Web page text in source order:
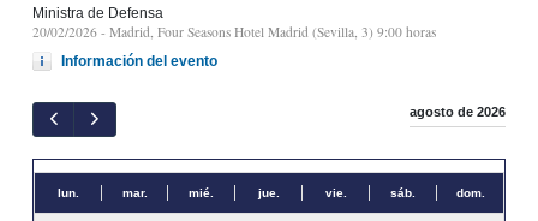
Ministra de Defensa
20/02/2026 - Madrid, Four Seasons Hotel Madrid (Sevilla, 3) 9:00 horas
Información del evento
agosto de 2026
lun. mar. mié. jue. vie. sáb. dom.